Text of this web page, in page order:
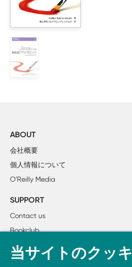
【誤】読込み
【正】読み込み
■p.28 下から5行目
【誤】（Bacic）
【正】（Basic）
■p.65 2行目
【誤】ハードコード
【正】ハードコーディング
【誤】Pooler
【正】Poller
【誤】待ち合せ
【正】待ち合わせ
ABOUT
会社概要
個人情報について
O’Reilly Media
SUPPORT
Contact us
Bookclub
書籍注文
当サイトのクッ